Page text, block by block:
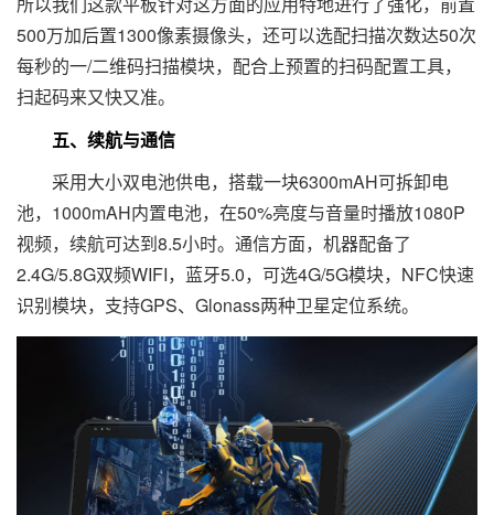
500万加后置1300像素摄像头，还可以选配扫描次数达50次
每秒的一/二维码扫描模块，配合上预置的扫码配置工具，
扫起码来又快又准。
五、续航与通信
采用大小双电池供电，搭载一块6300mAH可拆卸电
池，1000mAH内置电池，在50%亮度与音量时播放1080P
视频，续航可达到8.5小时。通信方面，机器配备了
2.4G/5.8G双频WIFI，蓝牙5.0，可选4G/5G模块，NFC快速
识别模块，支持GPS、Glonass两种卫星定位系统。